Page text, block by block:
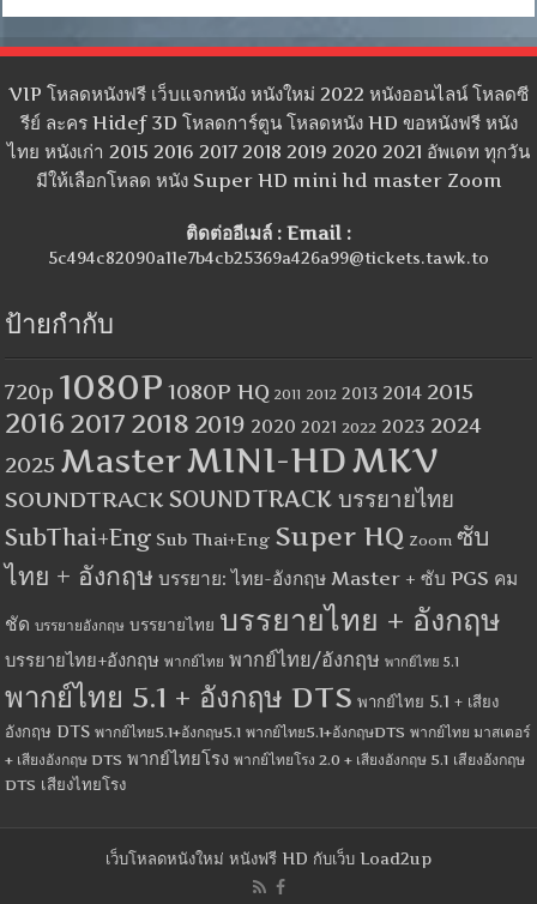
VIP โหลดหนังฟรี เว็บแจกหนัง หนังใหม่ 2022 หนังออนไลน์ โหลดซี
รีย์ ละคร Hidef 3D โหลดการ์ตูน โหลดหนัง HD ขอหนังฟรี หนัง
ไทย หนังเก่า 2015 2016 2017 2018 2019 2020 2021 อัพเดท ทุกวัน
มีให้เลือกโหลด หนัง Super HD mini hd master Zoom
ติดต่ออีเมล์ : Email :
5c494c82090a11e7b4cb25369a426a99@tickets.tawk.to
ป้ายกำกับ
720p 1080P 1080P HQ 2011 2012 2013 2014 2015
2016 2017 2018 2019 2020 2021 2022 2023 2024
2025 MasterMINI-HDMKV
SOUNDTRACK SOUNDTRACK บรรยายไทย
SubThai+Eng Sub Thai+Eng Super HQ Zoom ซับ
ไทย + อังกฤษ บรรยาย: ไทย-อังกฤษ Master + ซับ PGS คม
ชัด บรรยายอังกฤษ บรรยายไทย บรรยายไทย + อังกฤษ
บรรยายไทย+อังกฤษ พากย์ไทย พากย์ไทย/อังกฤษ พากย์ไทย 5.1
พากย์ไทย 5.1 + อังกฤษ DTS พากย์ไทย 5.1 + เสียง
อังกฤษ DTS พากย์ไทย5.1+อังกฤษ5.1 พากย์ไทย5.1+อังกฤษDTS พากย์ไทย มาสเตอร์
+ เสียงอังกฤษ DTS พากย์ไทยโรง พากย์ไทยโรง 2.0 + เสียงอังกฤษ 5.1 เสียงอังกฤษ
DTS เสียงไทยโรง
เว็บโหลดหนังใหม่ หนังฟรี HD กับเว็บ Load2up